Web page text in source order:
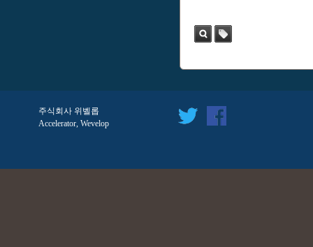
주식회사 위벨롭
Accelerator, Wevelop